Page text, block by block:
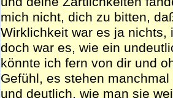
mich nicht, dich zu bitten,
Wirklichkeit war es ja
doch war es, wie ein
könnte ich fern von dir und
Gefühl, es stehen
und deutlich, wie man sie